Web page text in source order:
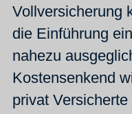
Vollversicherung
die Einführung
nahezu
Kostensenkend
privat